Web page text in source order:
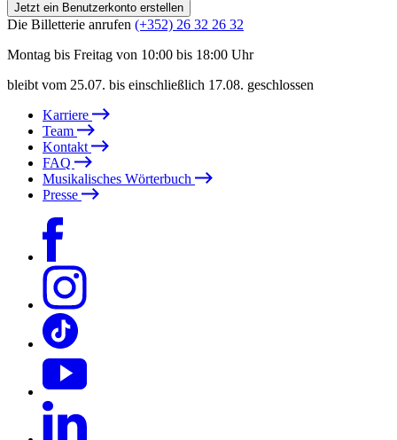
Jetzt ein Benutzerkonto erstellen
Die Billetterie anrufen (+352) 26 32 26 32
Montag bis Freitag von 10:00 bis 18:00 Uhr
bleibt vom 25.07. bis einschließlich 17.08. geschlossen
Karriere
Team
Kontakt
FAQ
Musikalisches Wörterbuch
Presse